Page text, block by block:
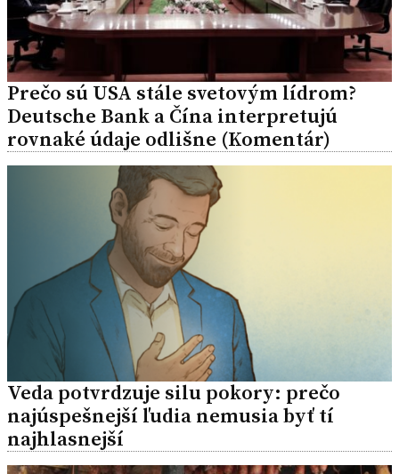
Prečo sú USA stále svetovým lídrom?
Deutsche Bank a Čína interpretujú
rovnaké údaje odlišne (Komentár)
Veda potvrdzuje silu pokory: prečo
najúspešnejší ľudia nemusia byť tí
najhlasnejší